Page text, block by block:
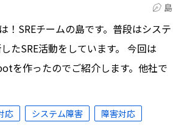
島
SREチームの島です。普段はシステ
たSRE活動をしています。 今回は
を作ったのでご紹介します。他社で
応 システム障害 障害対応